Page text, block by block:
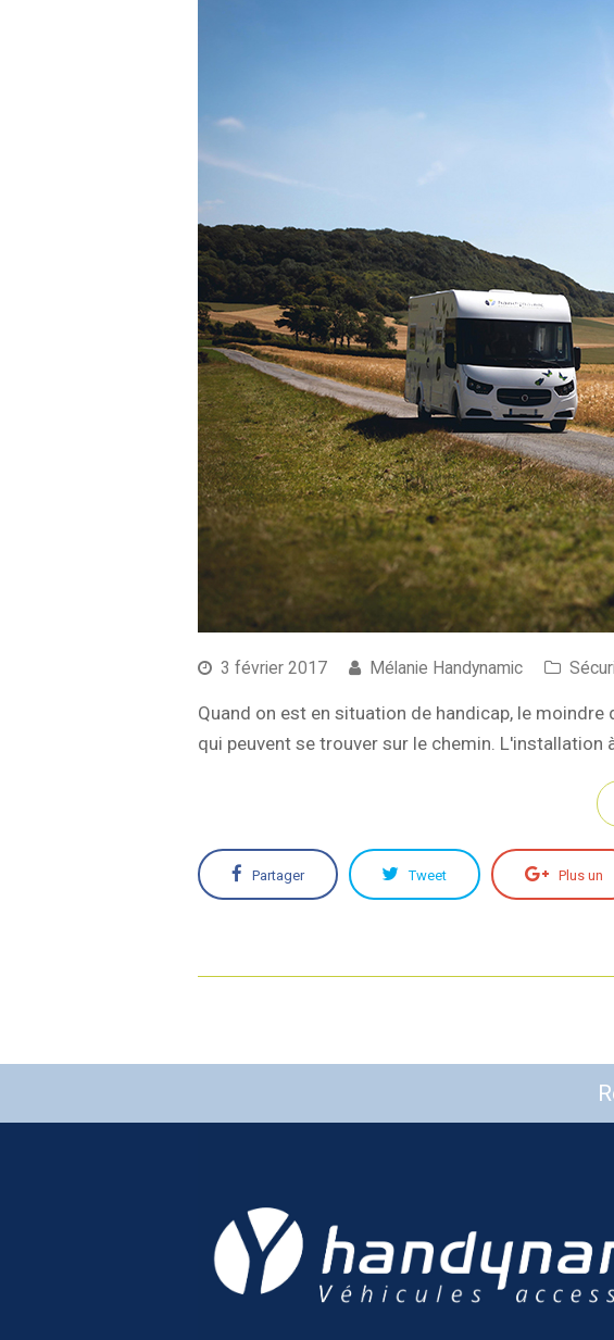
3 février 2017 Mélanie Handynamic
Quand on est en situation de handicap, le
qui peuvent se trouver sur le chemin.
Partager Tweet Plus un